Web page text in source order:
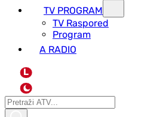
TV PROGRAM
ТV Raspored
Program
A RADIO
L